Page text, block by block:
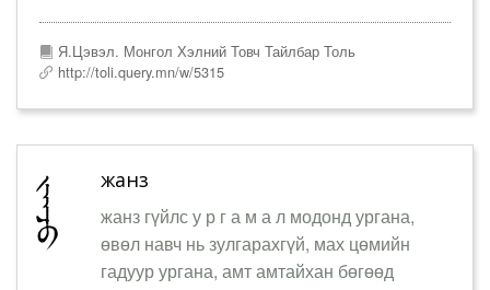
Я.Цэвэл. Монгол Хэлний Товч Тайлбар Толь
http://toli.query.mn/w/5315
жанз
жанз гүйлс у р г а м а л модонд ургана,
өвөл навч нь зулгарахгүй, мах цөмийн
гадуур ургана, амт амтайхан бөгөөд